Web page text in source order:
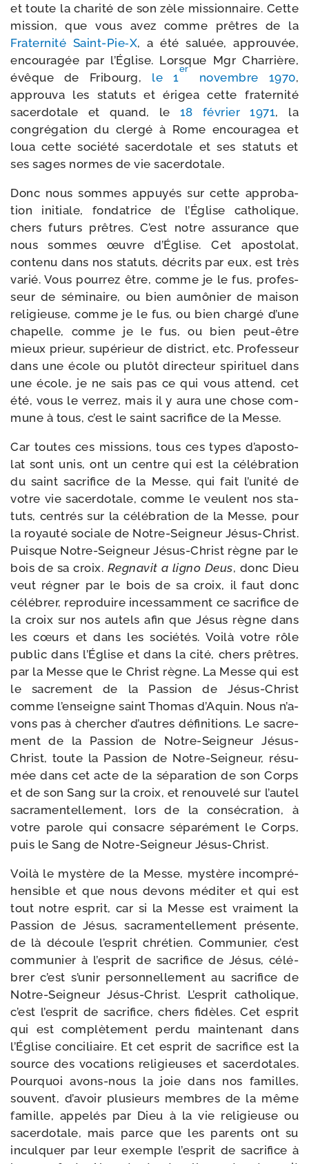
et toute la cha­ri­té de son zèle mis­sion­naire. Cette
mis­sion, que vous avez comme prêtres de la
Fraternité Saint-​Pie‑X, a été saluée, approu­vée,
encou­ra­gée par l’Église. Lorsque Mgr Charrière,
évêque de Fribourg, le 1
er
novembre 1970,
approu­va les sta­tuts et éri­gea cette fra­ter­ni­té
sacer­do­tale et quand, le 18 février 1971, la
congré­ga­tion du cler­gé à Rome encou­ra­gea et
loua cette socié­té sacer­do­tale et ses sta­tuts et
ses sages normes de vie sacerdotale.
Donc nous sommes appuyés sur cette appro­ba­
tion ini­tiale, fon­da­trice de l’Église catho­lique,
chers futurs prêtres. C’est notre assu­rance que
nous sommes œuvre d’Église. Cet apos­to­lat,
conte­nu dans nos sta­tuts, décrits par eux, est très
varié. Vous pour­rez être, comme je le fus, pro­fes­
seur de sémi­naire, ou bien aumô­nier de mai­son
reli­gieuse, comme je le fus, ou bien char­gé d’une
cha­pelle, comme je le fus, ou bien peut-​être
mieux prieur, supé­rieur de dis­trict, etc. Professeur
dans une école ou plu­tôt direc­teur spi­ri­tuel dans
une école, je ne sais pas ce qui vous attend, cet
été, vous le ver­rez, mais il y aura une chose com­
mune à tous, c’est le saint sacri­fice de la Messe.
Car toutes ces mis­sions, tous ces types d’a­pos­to­
lat sont unis, ont un centre qui est la célé­bra­tion
du saint sacri­fice de la Messe, qui fait l’u­ni­té de
votre vie sacer­do­tale, comme le veulent nos sta­
tuts, cen­trés sur la célé­bra­tion de la Messe, pour
la royau­té sociale de Notre-​Seigneur Jésus-​Christ.
Puisque Notre-​Seigneur Jésus-​Christ règne par le
bois de sa croix. Regnavit a ligno Deus, donc Dieu
veut régner par le bois de sa croix, il faut donc
célé­brer, repro­duire inces­sam­ment ce sacri­fice de
la croix sur nos autels afin que Jésus règne dans
les cœurs et dans les socié­tés. Voilà votre rôle
public dans l’Église et dans la cité, chers prêtres,
par la Messe que le Christ règne. La Messe qui est
le sacre­ment de la Passion de Jésus-​Christ
comme l’en­seigne saint Thomas d’Aquin. Nous n’a­
vons pas à cher­cher d’autres défi­ni­tions. Le sacre­
ment de la Passion de Notre-​Seigneur Jésus-​
Christ, toute la Passion de Notre-​Seigneur, résu­
mée dans cet acte de la sépa­ra­tion de son Corps
et de son Sang sur la croix, et renou­ve­lé sur l’au­tel
sacra­men­tel­le­ment, lors de la consé­cra­tion, à
votre parole qui consacre sépa­ré­ment le Corps,
puis le Sang de Notre-​Seigneur Jésus-Christ.
Voilà le mys­tère de la Messe, mys­tère incom­pré­
hen­sible et que nous devons médi­ter et qui est
tout notre esprit, car si la Messe est vrai­ment la
Passion de Jésus, sacra­men­tel­le­ment pré­sente,
de là découle l’es­prit chré­tien. Communier, c’est
com­mu­nier à l’es­prit de sacri­fice de Jésus, célé­
brer c’est s’u­nir per­son­nel­le­ment au sacri­fice de
Notre-​Seigneur Jésus-​Christ. L’esprit catho­lique,
c’est l’es­prit de sacri­fice, chers fidèles. Cet esprit
qui est com­plè­te­ment per­du main­te­nant dans
l’Église conci­liaire. Et cet esprit de sacri­fice est la
source des voca­tions reli­gieuses et sacer­do­tales.
Pourquoi avons-​nous la joie dans nos familles,
sou­vent, d’a­voir plu­sieurs membres de la même
famille, appe­lés par Dieu à la vie reli­gieuse ou
sacer­do­tale, mais parce que les parents ont su
incul­quer par leur exemple l’es­prit de sacri­fice à